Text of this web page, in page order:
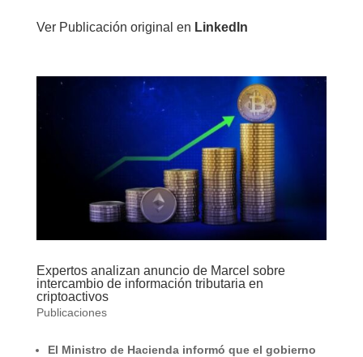
Ver Publicación original en LinkedIn
Expertos analizan anuncio de Marcel sobre
intercambio de información tributaria en
criptoactivos
Publicaciones
El Ministro de Hacienda informó que el gobierno